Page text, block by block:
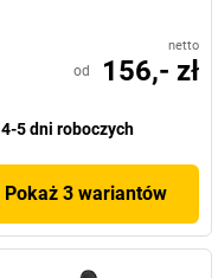
netto
od 156,- zł
4-5 dni roboczych
Pokaż 3 wariantów